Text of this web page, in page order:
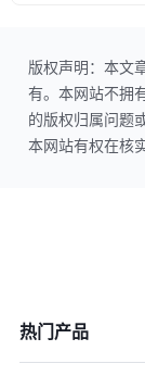
版权声明：本文
有。本网站不拥
的版权归属问题
本网站有权在核
热门产品